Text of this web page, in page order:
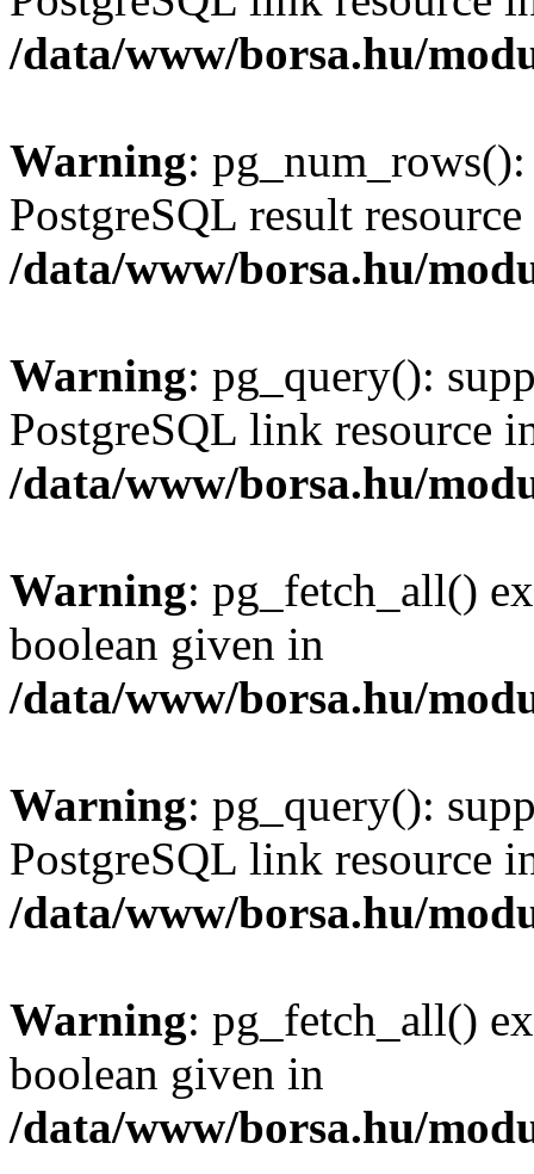
/data/www/borsa.hu/
Warning:
PostgreSQL result
/data/www/borsa.hu/
Warning: pg_query():
PostgreSQL link resource
/data/www/borsa.hu/
Warning: pg_fetch_all()
boolean given in
/data/www/borsa.hu/
Warning: pg_query():
PostgreSQL link resource
/data/www/borsa.hu/
Warning: pg_fetch_all()
boolean given in
/data/www/borsa.hu/